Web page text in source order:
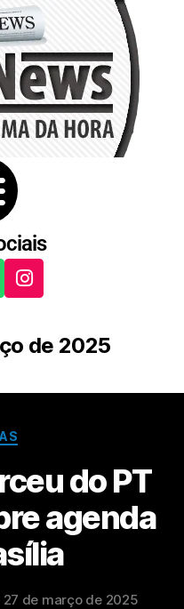
de 2025
do PT
agenda
27 de março de 2025